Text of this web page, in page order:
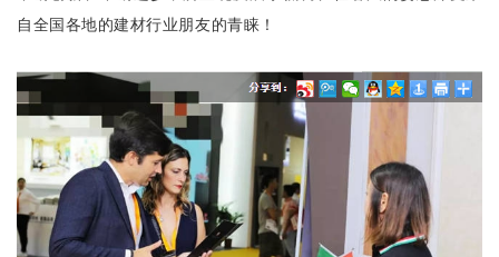
自全国各地的建材行业朋友的青睐！